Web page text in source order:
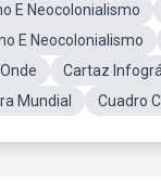
E Neocolonialismo
E Neocolonialismo
Cartaz
Mundial
Cuadro